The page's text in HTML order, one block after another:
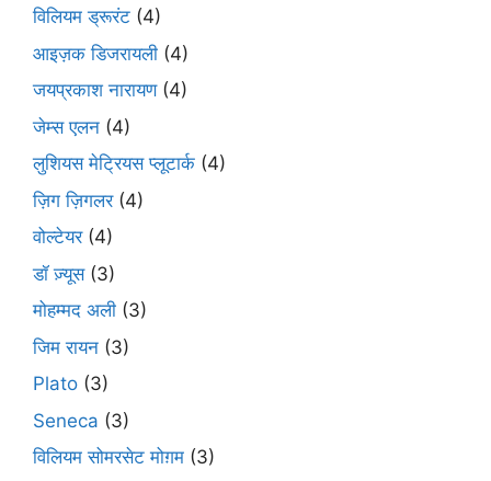
विलियम ड्रूरंट (4)
आइज़क डिजरायली (4)
जयप्रकाश नारायण(4)
जेम्स एलन (4)
लुशियस मेट्रियस प्लूटार्क (4)
ज़िग ज़िगलर(4)
वोल्टेयर(4)
डॉ ज़्यूस(3)
मोहम्मद अली (3)
जिम रायन (3)
Plato (3)
Seneca (3)
विलियम सोमरसेट मोग़म (3)